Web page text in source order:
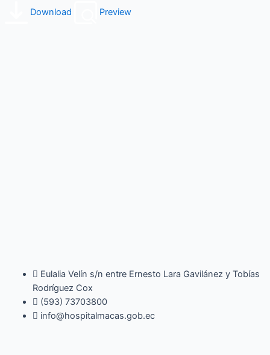
Download
Preview
Eulalia Velín s/n entre Ernesto Lara Gavilánez y Tobías
Rodríguez Cox
(593) 73703800​
info@hospitalmacas.gob.ec